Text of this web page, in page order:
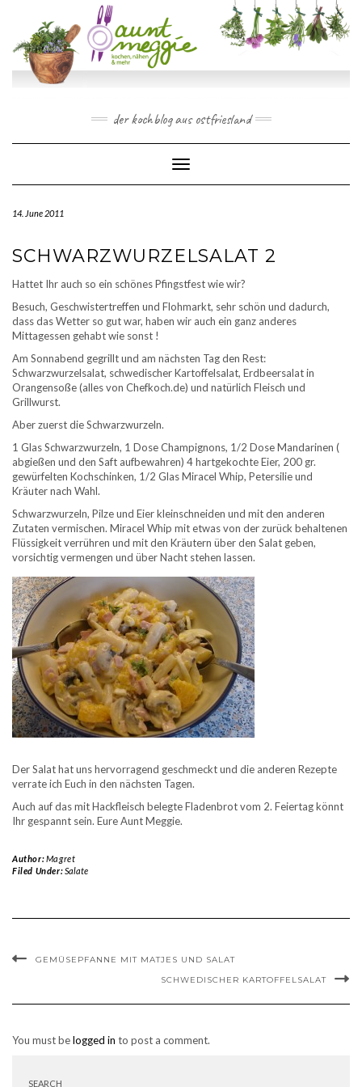
content
der kochblog aus ostfriesland
Toggle Navigation
14. June 2011
SCHWARZWURZELSALAT 2
Hattet Ihr auch so ein schönes Pfingstfest wie wir?
Besuch, Geschwistertreffen und Flohmarkt, sehr schön und dadurch,
dass das Wetter so gut war, haben wir auch ein ganz anderes
Mittagessen gehabt wie sonst !
Am Sonnabend gegrillt und am nächsten Tag den Rest:
Schwarzwurzelsalat, schwedischer Kartoffelsalat, Erdbeersalat in
Orangensoße (alles von Chefkoch.de) und natürlich Fleisch und
Grillwurst.
Aber zuerst die Schwarzwurzeln.
1 Glas Schwarzwurzeln, 1 Dose Champignons, 1/2 Dose Mandarinen (
abgießen und den Saft aufbewahren) 4 hartgekochte Eier, 200 gr.
gewürfelten Kochschinken, 1/2 Glas Miracel Whip, Petersilie und
Kräuter nach Wahl.
Schwarzwurzeln, Pilze und Eier kleinschneiden und mit den anderen
Zutaten vermischen. Miracel Whip mit etwas von der zurück behaltenen
Flüssigkeit verrühren und mit den Kräutern über den Salat geben,
vorsichtig vermengen und über Nacht stehen lassen.
Der Salat hat uns hervorragend geschmeckt und die anderen Rezepte
verrate ich Euch in den nächsten Tagen.
Auch auf das mit Hackfleisch belegte Fladenbrot vom 2. Feiertag könnt
Ihr gespannt sein. Eure Aunt Meggie.
Author:Magret
Filed Under:Salate
GEMÜSEPFANNE MIT MATJES UND SALAT
SCHWEDISCHER KARTOFFELSALAT
You must belogged in to post a comment.
SEARCH